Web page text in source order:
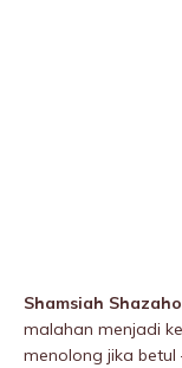
Shamsiah
malahan menjadi
menolong jika betul